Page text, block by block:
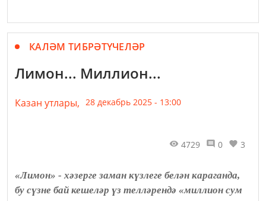
КАЛӘМ ТИБРӘТҮЧЕЛӘР
Лимон... Миллион...
Казан утлары, 28 декабрь 2025 - 13:00
4729 0 3
«Лимон» - хәзерге заман күзлеге белән караганда,
бу сүзне бай кешеләр үз телләрендә «миллион сум